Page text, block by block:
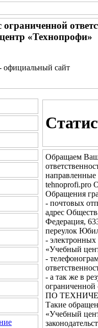
«Технопрофи»
официальный сайт
Обращаем
tehnoprofi.pro
Обращения
- почтовых
адрес
Федерация,
переулок
- электронных
«Учебный
-
- а так же в
ПО
Такие
«Учебный